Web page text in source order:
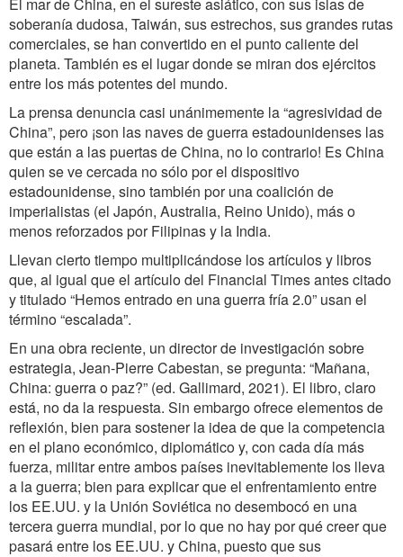
soberanía dudosa, Taiwán, sus estrechos, sus grandes rutas
comerciales, se han convertido en el punto caliente del
planeta. También es el lugar donde se miran dos ejércitos
entre los más potentes del mundo.
La prensa denuncia casi unánimemente la “agresividad de
China”, pero ¡son las naves de guerra estadounidenses las
que están a las puertas de China, no lo contrario! Es China
quien se ve cercada no sólo por el dispositivo
estadounidense, sino también por una coalición de
imperialistas (el Japón, Australia, Reino Unido), más o
menos reforzados por Filipinas y la India.
Llevan cierto tiempo multiplicándose los artículos y libros
que, al igual que el artículo del Financial Times antes citado
y titulado “Hemos entrado en una guerra fría 2.0” usan el
término “escalada”.
En una obra reciente, un director de investigación sobre
estrategia, Jean-Pierre Cabestan, se pregunta: “Mañana,
China: guerra o paz?” (ed. Gallimard, 2021). El libro, claro
está, no da la respuesta. Sin embargo ofrece elementos de
reflexión, bien para sostener la idea de que la competencia
en el plano económico, diplomático y, con cada día más
fuerza, militar entre ambos países inevitablemente los lleva
a la guerra; bien para explicar que el enfrentamiento entre
los EE.UU. y la Unión Soviética no desembocó en una
tercera guerra mundial, por lo que no hay por qué creer que
pasará entre los EE.UU. y China, puesto que sus